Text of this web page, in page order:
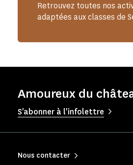
Retrouvez toutes nos
adaptées aux classes de
Amoureux du
S'abonner à l'infolettre
Nous contacter